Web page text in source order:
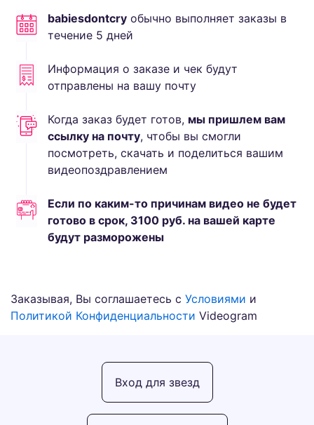
babiesdontcry обычно выполняет заказы в
течение 5 дней
Информация о заказе и чек будут
отправлены на вашу почту
Когда заказ будет готов, мы пришлем вам
ссылку на почту, чтобы вы смогли
посмотреть, скачать и поделиться вашим
видеопоздравлением
Если по каким-то причинам видео не будет
готово в срок, 3100 руб. на вашей карте
будут разморожены
Заказывая, Вы соглашаетесь с Условиями и
Политикой Конфиденциальности Videogram
Вход для звезд